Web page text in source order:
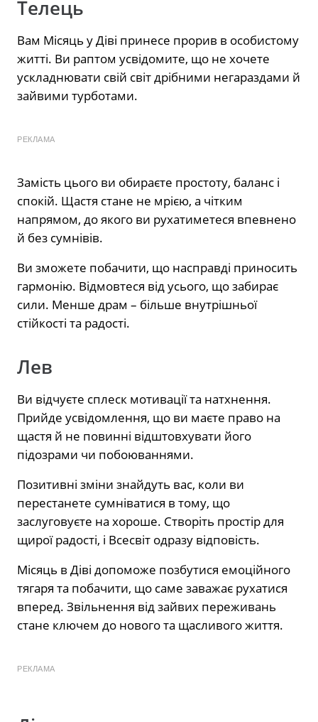
Телець
Вам Місяць у Діві принесе прорив в особистому
житті. Ви раптом усвідомите, що не хочете
ускладнювати свій світ дрібними негараздами й
зайвими турботами.
РЕКЛАМА
Замість цього ви обираєте простоту, баланс і
спокій. Щастя стане не мрією, а чітким
напрямом, до якого ви рухатиметеся впевнено
й без сумнівів.
Ви зможете побачити, що насправді приносить
гармонію. Відмовтеся від усього, що забирає
сили. Менше драм – більше внутрішньої
стійкості та радості.
Лев
Ви відчуєте сплеск мотивації та натхнення.
Прийде усвідомлення, що ви маєте право на
щастя й не повинні відштовхувати його
підозрами чи побоюваннями.
Позитивні зміни знайдуть вас, коли ви
перестанете сумніватися в тому, що
заслуговуєте на хороше. Створіть простір для
щирої радості, і Всесвіт одразу відповість.
Місяць в Діві допоможе позбутися емоційного
тягаря та побачити, що саме заважає рухатися
вперед. Звільнення від зайвих переживань
стане ключем до нового та щасливого життя.
РЕКЛАМА